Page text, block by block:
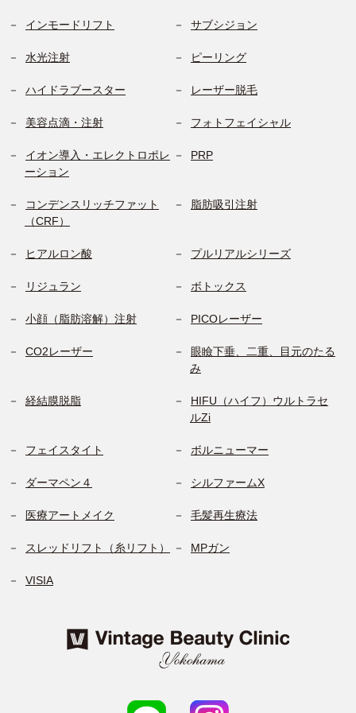
インモードリフト サブシジョン
水光注射 ピーリング
ハイドラブースター レーザー脱毛
美容点滴・注射 フォトフェイシャル
イオン導入・エレクトロポレ
ーション
PRP
コンデンスリッチファット
（CRF）
脂肪吸引注射
ヒアルロン酸 プルリアルシリーズ
リジュラン ボトックス
小顔（脂肪溶解）注射 PICOレーザー
CO2レーザー
眼瞼下垂、二重、目元のたる
み
経結膜脱脂
HIFU（ハイフ）ウルトラセ
ルZi
フェイスタイト ボルニューマー
ダーマペン４ シルファームX
医療アートメイク 毛髪再生療法
スレッドリフト（糸リフト） MPガン
VISIA